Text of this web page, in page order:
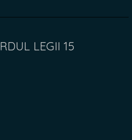
LEGII 15